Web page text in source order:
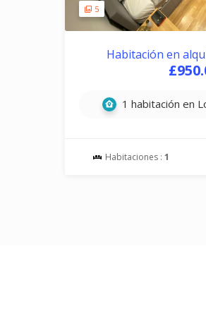
5
Habitación en
1 habitación en
Habitaciones : 1